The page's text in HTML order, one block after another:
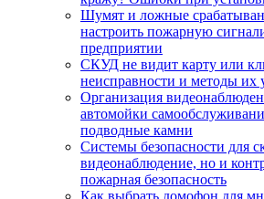
Шумят и ложные
настроить пожарную
предприятии
СКУД не видит карту или
неисправности и методы их
Организация
автомойки
подводные камни
Системы безопасности для
видеонаблюдение, но и
пожарная безопасность
Как выбрать домофон для